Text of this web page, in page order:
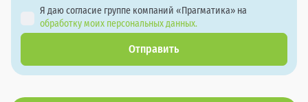
Я даю согласие группе компаний «Прагматика» на
обработку моих персональных данных.
Отправить